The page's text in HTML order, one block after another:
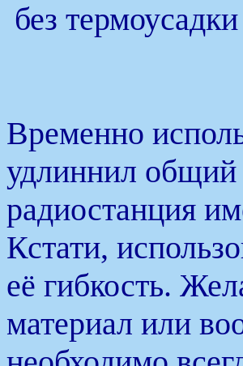
без
Временно
удлиннил общий
радиостанция
Кстати,
её гибкость.
материал или